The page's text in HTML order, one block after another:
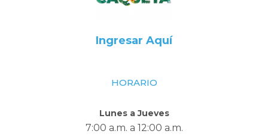
Ingresar Aquí
HORARIO
Lunes a Jueves
7:00 a.m. a 12:00 a.m.